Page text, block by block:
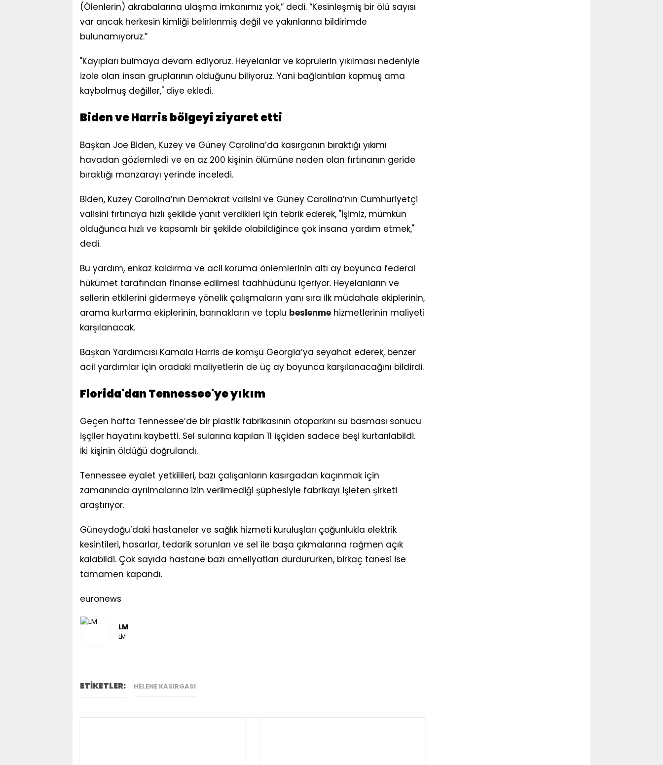
(Ölenlerin) akrabalarına ulaşma imkanımız yok,” dedi. “Kesinleşmiş bir ölü sayısı
var ancak herkesin kimliği belirlenmiş değil ve yakınlarına bildirimde
bulunamıyoruz.”
"Kayıpları bulmaya devam ediyoruz. Heyelanlar ve köprülerin yıkılması nedeniyle
izole olan insan gruplarının olduğunu biliyoruz. Yani bağlantıları kopmuş ama
kaybolmuş değiller," diye ekledi.
Biden ve Harris bölgeyi ziyaret etti
Başkan Joe Biden, Kuzey ve Güney Carolina’da kasırganın bıraktığı yıkımı
havadan gözlemledi ve en az 200 kişinin ölümüne neden olan fırtınanın geride
bıraktığı manzarayı yerinde inceledi.
Biden, Kuzey Carolina’nın Demokrat valisini ve Güney Carolina’nın Cumhuriyetçi
valisini fırtınaya hızlı şekilde yanıt verdikleri için tebrik ederek, "İşimiz, mümkün
olduğunca hızlı ve kapsamlı bir şekilde olabildiğince çok insana yardım etmek,"
dedi.
Bu yardım, enkaz kaldırma ve acil koruma önlemlerinin altı ay boyunca federal
hükümet tarafından finanse edilmesi taahhüdünü içeriyor. Heyelanların ve
sellerin etkilerini gidermeye yönelik çalışmaların yanı sıra ilk müdahale ekiplerinin,
arama kurtarma ekiplerinin, barınakların ve toplu beslenme hizmetlerinin maliyeti
karşılanacak.
Başkan Yardımcısı Kamala Harris de komşu Georgia’ya seyahat ederek, benzer
acil yardımlar için oradaki maliyetlerin de üç ay boyunca karşılanacağını bildirdi.
Florida'dan Tennessee'ye yıkım
Geçen hafta Tennessee’de bir plastik fabrikasının otoparkını su basması sonucu
işçiler hayatını kaybetti. Sel sularına kapılan 11 işçiden sadece beşi kurtarılabildi.
İki kişinin öldüğü doğrulandı.
Tennessee eyalet yetkilileri, bazı çalışanların kasırgadan kaçınmak için
zamanında ayrılmalarına izin verilmediği şüphesiyle fabrikayı işleten şirketi
araştırıyor.
Güneydoğu’daki hastaneler ve sağlık hizmeti kuruluşları çoğunlukla elektrik
kesintileri, hasarlar, tedarik sorunları ve sel ile başa çıkmalarına rağmen açık
kalabildi. Çok sayıda hastane bazı ameliyatları durdururken, birkaç tanesi ise
tamamen kapandı.
euronews
LM
LM
ETİKETLER: HELENE KASIRGASI